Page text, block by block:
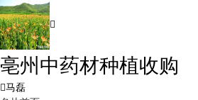
亳州中药材种植收购
马磊